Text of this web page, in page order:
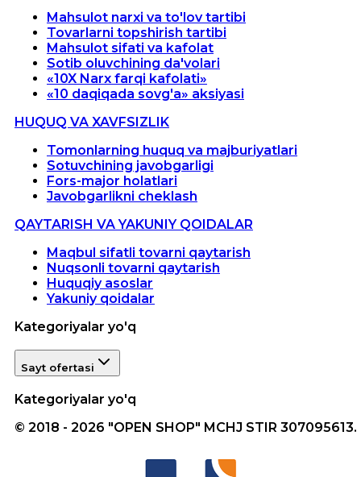
Mahsulot narxi va to'lov tartibi
Tovarlarni topshirish tartibi
Mahsulot sifati va kafolat
Sotib oluvchining da'volari
«10X Narx farqi kafolati»
«10 daqiqada sovg'a» aksiyasi
HUQUQ VA XAVFSIZLIK
Tomonlarning huquq va majburiyatlari
Sotuvchining javobgarligi
Fors-major holatlari
Javobgarlikni cheklash
QAYTARISH VA YAKUNIY QOIDALAR
Maqbul sifatli tovarni qaytarish
Nuqsonli tovarni qaytarish
Huquqiy asoslar
Yakuniy qoidalar
Kategoriyalar yo'q
Sayt ofertasi
Kategoriyalar yo'q
© 2018 - 2026 "OPEN SHOP" MCHJ STIR 307095613.